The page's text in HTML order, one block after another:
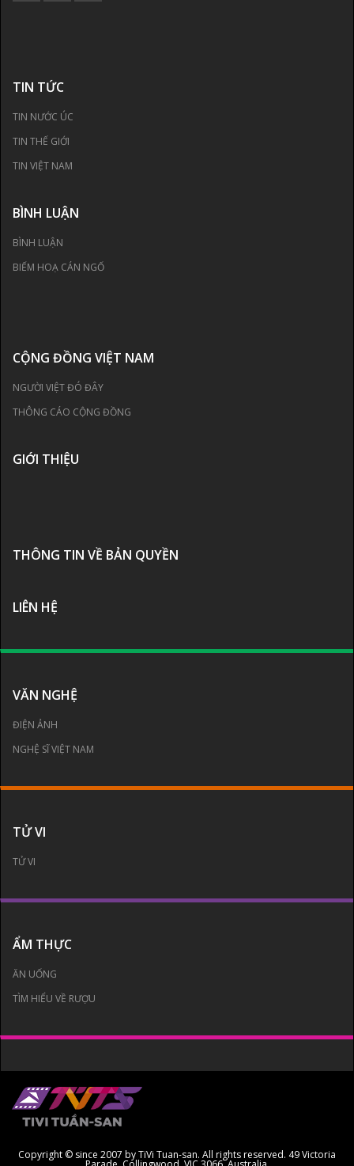
TIN TỨC
TIN NƯỚC ÚC
TIN THẾ GIỚI
TIN VIỆT NAM
BÌNH LUẬN
BÌNH LUẬN
BIẾM HOẠ CÁN NGỐ
CỘNG ĐỒNG VIỆT NAM
NGƯỜI VIỆT ĐÓ ĐÂY
THÔNG CÁO CỘNG ĐỒNG
GIỚI THIỆU
THÔNG TIN VỀ BẢN QUYỀN
LIÊN HỆ
VĂN NGHỆ
ĐIỆN ẢNH
NGHỆ SĨ VIỆT NAM
TỬ VI
TỬ VI
ẨM THỰC
ĂN UỐNG
TÌM HIỂU VỀ RƯỢU
Copyright © since 2007 by TiVi Tuan-san. All rights reserved. 49 Victoria